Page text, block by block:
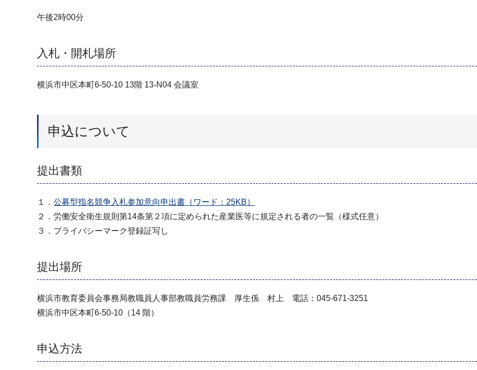
午後2時00分
入札・開札場所
横浜市中区本町6-50-10 13階 13-N04 会議室
申込について
提出書類
１． 公募型指名競争入札参加意向申出書（ワード：25KB）
２．労働安全衛生規則第14条第２項に定められた産業医等に規定される者の一覧（様式任意）
３．プライバシーマーク登録証写し
提出場所
横浜市教育委員会事務局教職員人事部教職員労務課 厚生係 村上 電話：045-671-3251
横浜市中区本町6-50-10（14 階）
申込方法